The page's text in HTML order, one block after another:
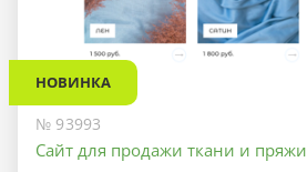
НОВИНКА
№ 93993
Сайт для продажи ткани и пряжи